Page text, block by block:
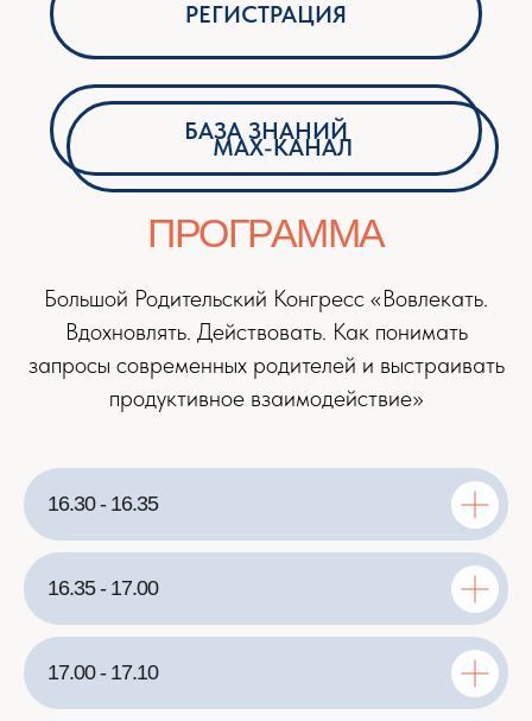
ПРОГРАММА
Большой Родительский Конгресс «Вовлекать.
Вдохновлять. Действовать. Как понимать
запросы современных родителей и выстраивать
продуктивное взаимодействие»
16.30 - 16.35
16.35 - 17.00
17.00 - 17.10